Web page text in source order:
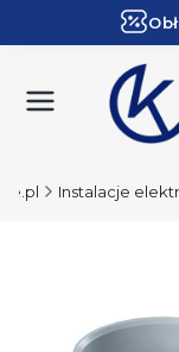
Instalacje